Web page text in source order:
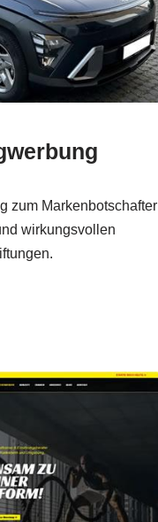
zum Markenbotschafter
wirkungsvollen